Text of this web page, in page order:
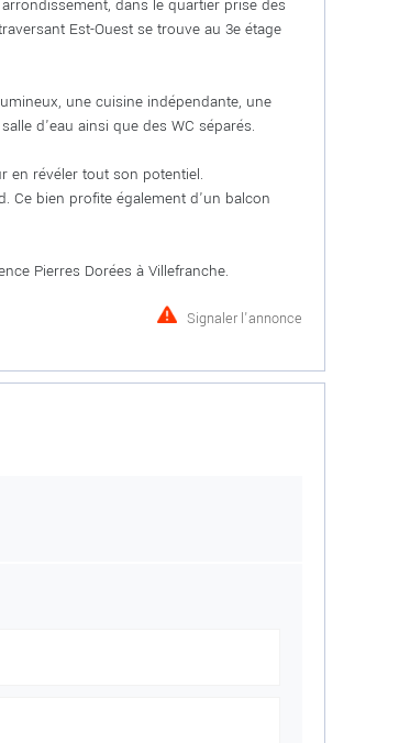
dans le quartier prisé des
Est-Ouest se trouve au 3e étage
une cuisine indépendante, une
d'eau ainsi que des WC séparés.
en révéler tout son potentiel.
Ce bien profite également d'un balcon
Pierres Dorées à Villefranche.
Signaler l'annonce